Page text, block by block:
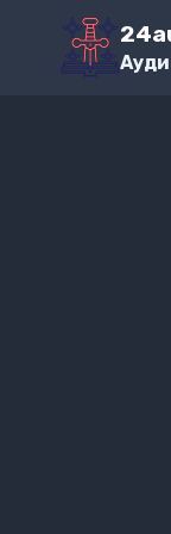
Перейти
содержимому